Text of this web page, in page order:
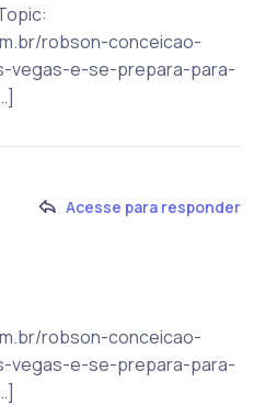
robson-conceicao-
vegas-e-se-prepara-para-
Acesse para responder
robson-conceicao-
vegas-e-se-prepara-para-